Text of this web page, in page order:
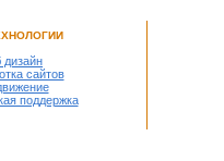
дизайн
сайтов
поддержка